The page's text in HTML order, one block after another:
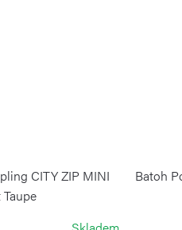
CITY ZIP MINI
Batoh